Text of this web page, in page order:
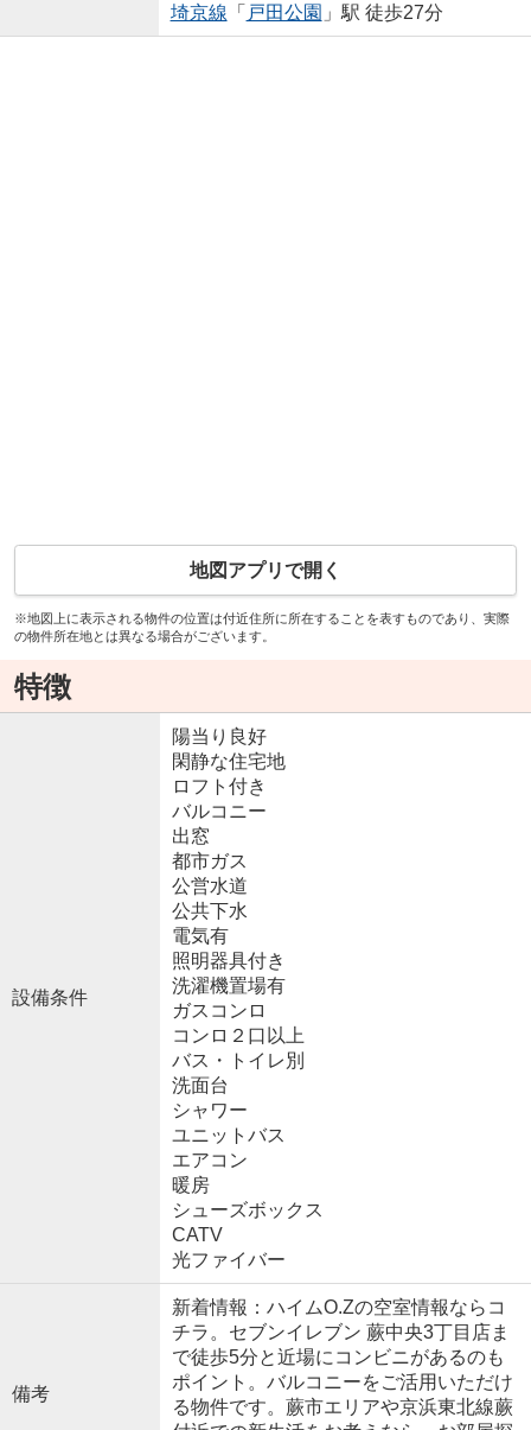
埼京線 「 戸田公園 」駅 徒歩27分
地図アプリで開く
※地図上に表示される物件の位置は付近住所に所在することを表すものであり、実際
の物件所在地とは異なる場合がございます。
特徴
設備条件
陽当り良好
閑静な住宅地
ロフト付き
バルコニー
出窓
都市ガス
公営水道
公共下水
電気有
照明器具付き
洗濯機置場有
ガスコンロ
コンロ２口以上
バス・トイレ別
洗面台
シャワー
ユニットバス
エアコン
暖房
シューズボックス
CATV
光ファイバー
備考
新着情報：ハイムO.Zの空室情報ならコ
チラ。セブンイレブン 蕨中央3丁目店ま
で徒歩5分と近場にコンビニがあるのも
ポイント。バルコニーをご活用いただけ
る物件です。蕨市エリアや京浜東北線蕨